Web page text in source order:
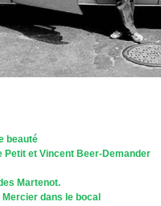
beauté
Petit et Vincent Beer-Demander
Martenot.
dans le bocal